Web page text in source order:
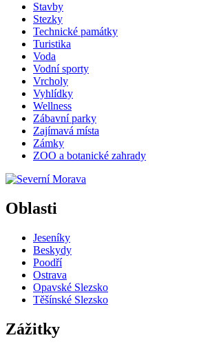
Stavby
Stezky
Technické památky
Turistika
Voda
Vodní sporty
Vrcholy
Vyhlídky
Wellness
Zábavní parky
Zajímavá místa
Zámky
ZOO a botanické zahrady
Oblasti
Jeseníky
Beskydy
Poodří
Ostrava
Opavské Slezsko
Těšínské Slezsko
Zážitky